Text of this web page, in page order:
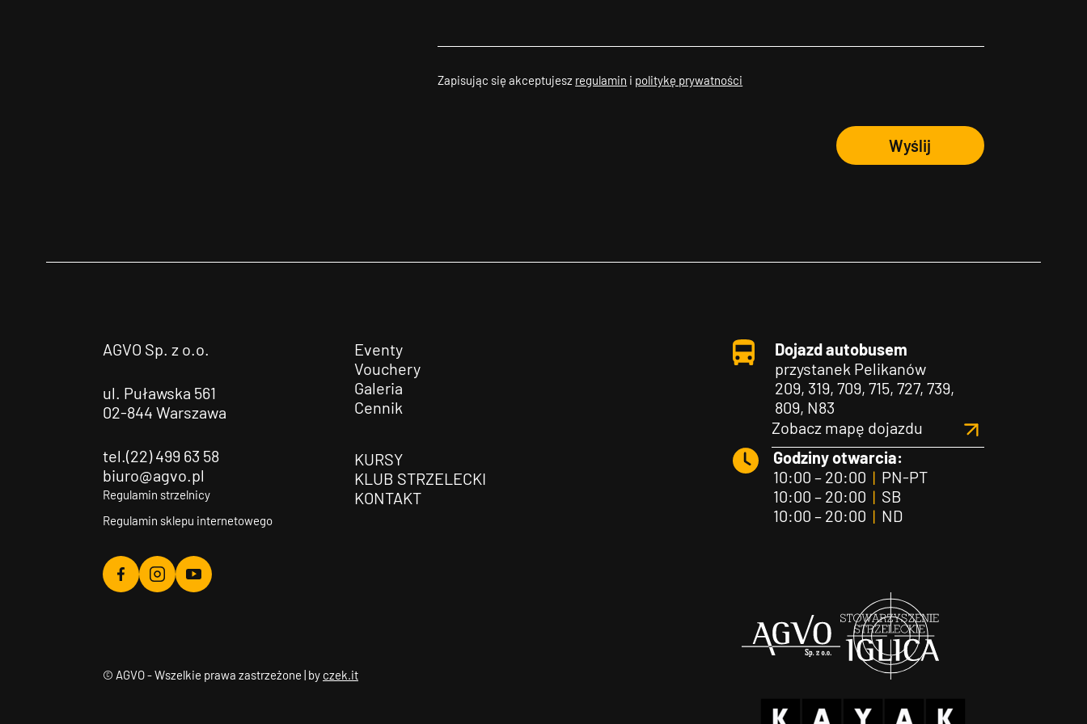
Zapisując się akceptujesz regulamin i politykę prywatności
Wyślij
AGVO Sp. z o.o.
ul. Puławska 561
02-844 Warszawa
tel.(22) 499 63 58
biuro@agvo.pl
Regulamin strzelnicy
Regulamin sklepu internetowego
Agvo
Agvo
Agvo
Eventy
Vouchery
Galeria
Cennik
KURSY
KLUB STRZELECKI
KONTAKT
Dojazd autobusem
przystanek Pelikanów
209, 319, 709, 715, 727, 739,
809, N83
Zobacz mapę dojazdu
Godziny otwarcia:
10:00 – 20:00 |PN-PT
10:00 – 20:00 |SB
10:00 – 20:00 |ND
© AGVO - Wszelkie prawa zastrzeżone | by czek.it
Agvo Iglica